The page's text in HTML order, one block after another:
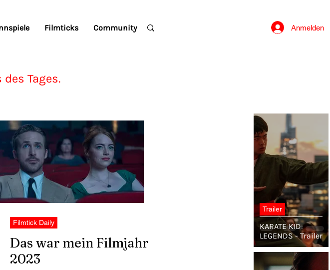
Filmticks Community Anmelden
Tages.
Filmtick Daily
Das war mein Filmjahr
2023
KARATE KID:
LEGENDS - Trailer
Trailer